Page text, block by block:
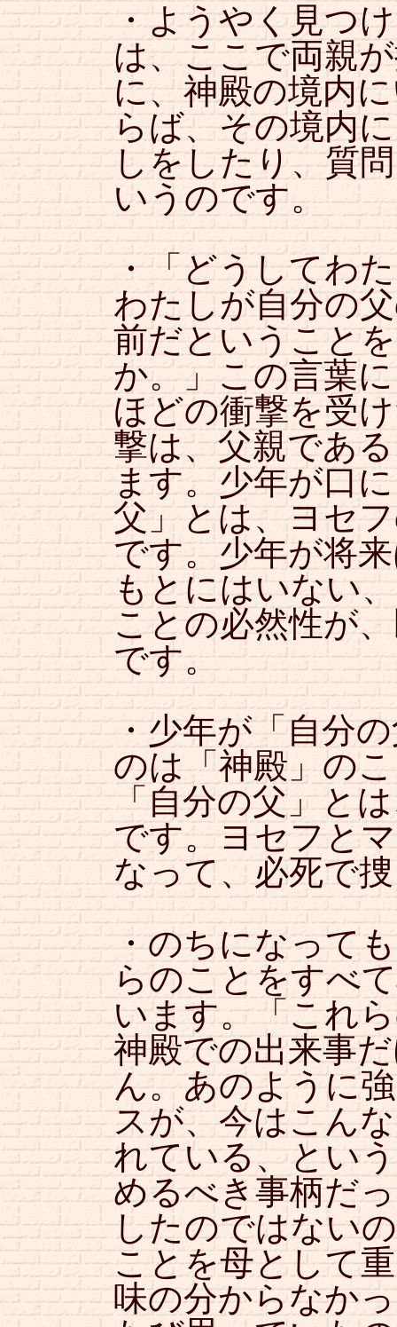
・ようやく見つ
は、ここで両親
に、神殿の境内
らば、その境内
しをしたり、質
いうのです。
・「どうしてわ
わたしが自分の
前だということ
か。」この言葉
ほどの衝撃を受
撃は、父親であ
ます。少年が口
父」とは、ヨセ
です。少年が将
もとにはいない
ことの必然性が
です。
・少年が「自分
のは「神殿」の
「自分の父」と
です。ヨセフと
なって、必死で
・のちになって
らのことをすべ
います。「これ
神殿での出来事
ん。あのように
スが、今はこん
れている、とい
めるべき事柄だ
したのではない
ことを母として
味の分からなか